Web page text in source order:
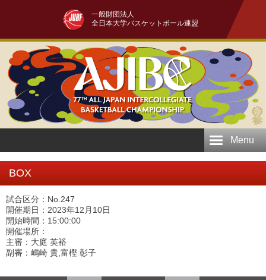
一般財団法人
全日本大学バスケットボール連盟
Menu
BOX
試合区分：No.247
開催期日：2023年12月10日
開始時間：15:00:00
開催場所：
主審：大庭 英裕
副審：嶋崎 貴,富樫 彰子